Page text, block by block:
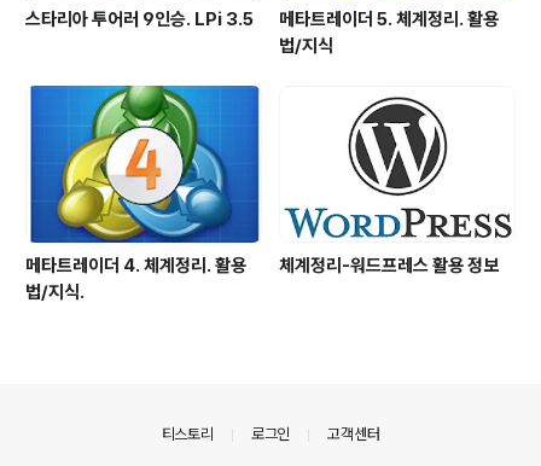
스타리아 투어러 9인승. LPi 3.5
메타트레이더 5. 체계정리. 활용
법/지식
메타트레이더 4. 체계정리. 활용
법/지식.
체계정리-워드프레스 활용 정보
티스토리 로그인 고객센터